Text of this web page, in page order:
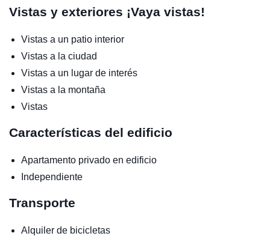
Vistas y exteriores ¡Vaya vistas!
Vistas a un patio interior
Vistas a la ciudad
Vistas a un lugar de interés
Vistas a la montaña
Vistas
Características del edificio
Apartamento privado en edificio
Independiente
Transporte
Alquiler de bicicletas